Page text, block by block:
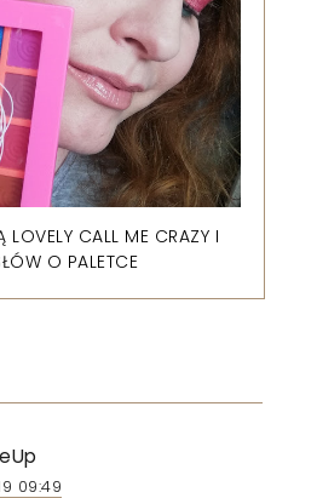
LOVELY CALL ME CRAZY I
O PALETCE
09:49